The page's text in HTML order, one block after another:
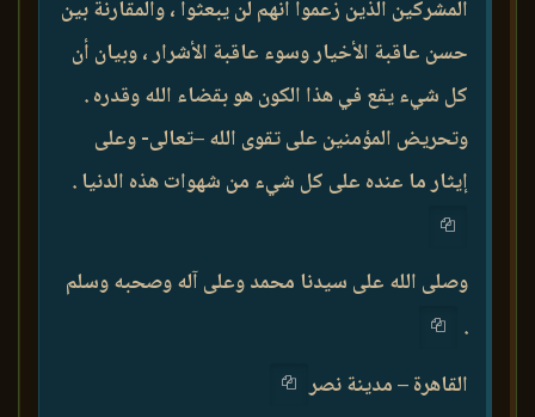
المشركين الذين زعموا أنهم لن يبعثوا ، والمقارنة بين
حسن عاقبة الأخيار وسوء عاقبة الأشرار ، وبيان أن
كل شيء يقع في هذا الكون هو بقضاء الله وقدره .
وتحريض المؤمنين على تقوى الله –تعالى- وعلى
إيثار ما عنده على كل شيء من شهوات هذه الدنيا .
وصلى الله على سيدنا محمد وعلى آله وصحبه وسلم
.
القاهرة – مدينة نصر